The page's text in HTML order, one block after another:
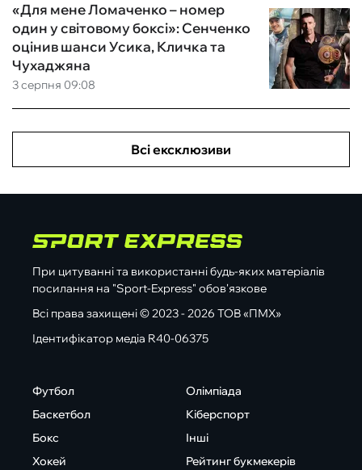
3 серпня 09:08
«Для мене Ломаченко – номер
один у світовому боксі»: Сенченко
оцінив шанси Усика, Кличка та
Чухаджяна
Всі ексклюзиви
При цитуванні та використанні будь-яких матеріалів
посилання на "Sport-Express" обов'язкове
Всі права захищені © 2023 - 2026 ТОВ «ПМХ»
Ідентифікатор медіа R40-06375
Футбол
Баскетбол
Бокс
Хокей
Олімпіада
Кіберспорт
Інші
Рейтинг букмекерів